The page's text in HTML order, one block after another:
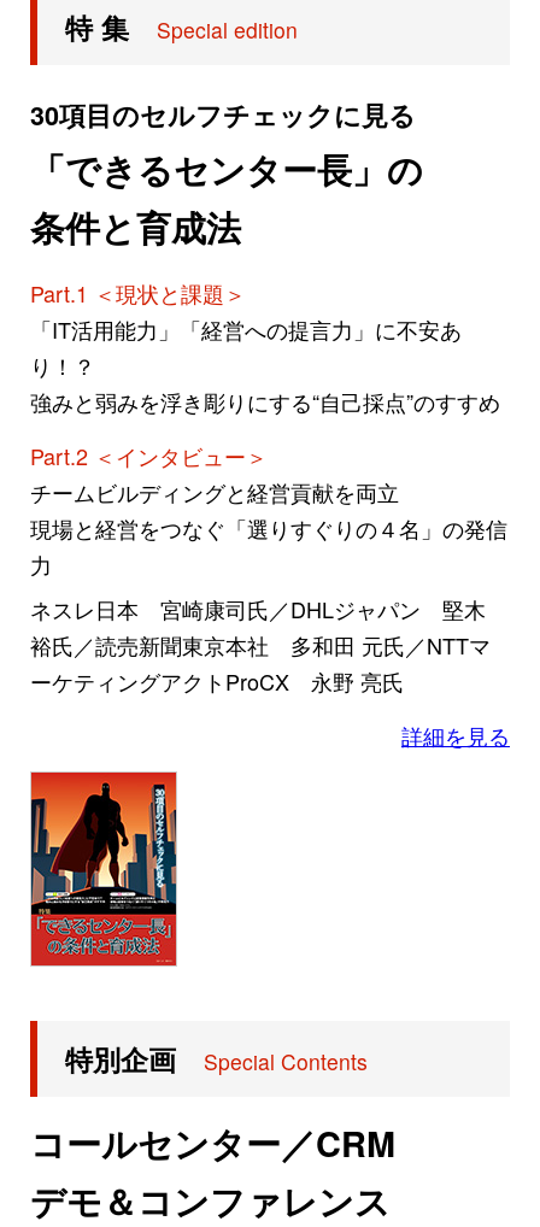
特 集 Special edition
30項目のセルフチェックに見る
「できるセンター長」の
条件と育成法
Part.1 ＜現状と課題＞
「IT活用能力」「経営への提言力」に不安あ
り！？
強みと弱みを浮き彫りにする“自己採点”のすすめ
Part.2 ＜インタビュー＞
チームビルディングと経営貢献を両立
現場と経営をつなぐ「選りすぐりの４名」の発信
力
ネスレ日本 宮崎康司氏／DHLジャパン 堅木
裕氏／読売新聞東京本社 多和田 元氏／NTTマ
ーケティングアクトProCX 永野 亮氏
詳細を見る
特別企画 Special Contents
コールセンター／CRM
デモ＆コンファレンス